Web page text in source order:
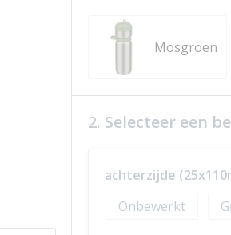
Mosgroen
2. Selecteer een
achterzijde
Onbewerkt